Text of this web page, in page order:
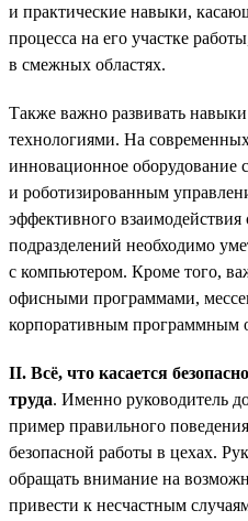
и практические навыки,
процесса на его участке
в смежных областях.
Также важно развивать
технологиями. На
инновационное оборудование
и роботизированным
эффективного
подразделений необходимо
с компьютером. Кроме того,
офисными программами,
корпоративным программным
II. Всё, что касается
труда. Именно руководитель
пример правильного
безопасной работы в цехах.
обращать внимание на
привести к несчастным